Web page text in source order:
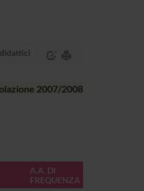
2007/2008
A.A. DI
FREQUENZA